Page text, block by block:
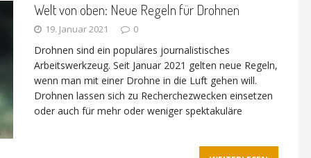
sich der WDR von ernsthaften Nachrichten
Welt von oben: Neue Regeln für Drohnen
19. Januar 2021 0
Drohnen sind ein populäres journalistisches
Arbeitswerkzeug. Seit Januar 2021 gelten neue Regeln,
wenn man mit einer Drohne in die Luft gehen will.
Drohnen lassen sich zu Recherchezwecken einsetzen
oder auch für mehr oder weniger spektakuläre